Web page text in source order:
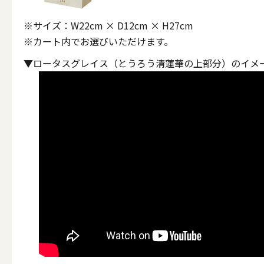
キャン
※サイズ：W22cm × D12cm × H27cm
※カート内でお選びいただけます。
▼ロータスグレイス（とうろう清蓮華の上部分）のイメ